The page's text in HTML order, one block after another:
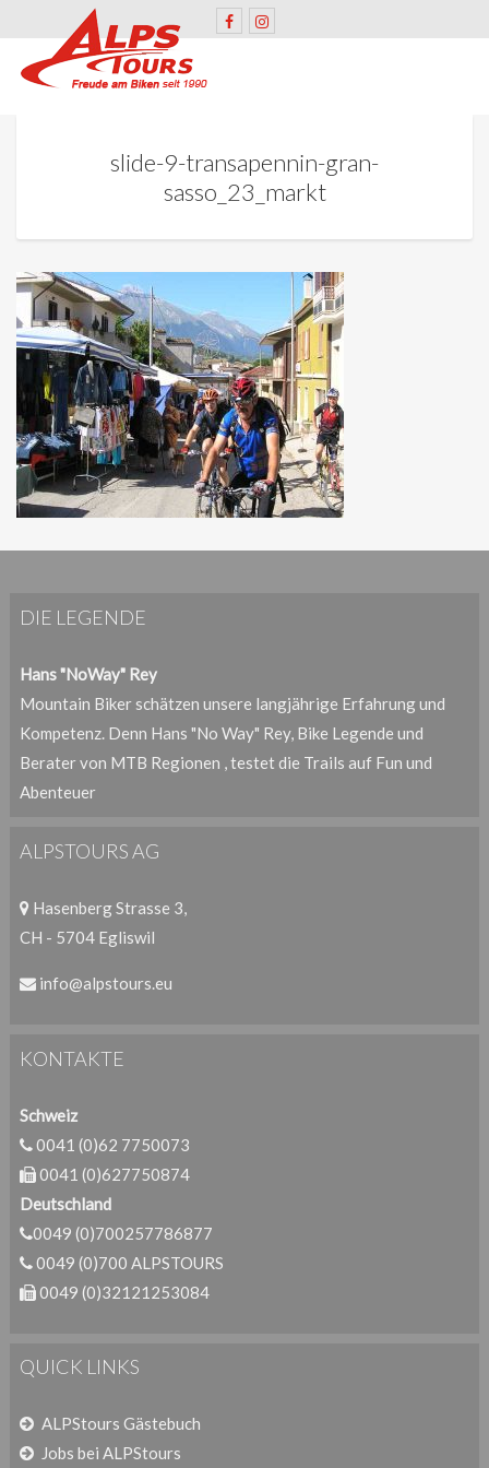
slide-9-transapennin-gran-
sasso_23_markt
DIE LEGENDE
Hans "NoWay" Rey
Mountain Biker schätzen unsere langjährige Erfahrung und
Kompetenz. Denn Hans "No Way" Rey, Bike Legende und
Berater von MTB Regionen , testet die Trails auf Fun und
Abenteuer
ALPSTOURS AG
Hasenberg Strasse 3,
CH - 5704 Egliswil
info@alpstours.eu
KONTAKTE
Schweiz
0041 (0)62 7750073
0041 (0)627750874
Deutschland
0049 (0)700257786877
0049 (0)700 ALPSTOURS
0049 (0)32121253084
QUICK LINKS
ALPStours Gästebuch
Jobs bei ALPStours